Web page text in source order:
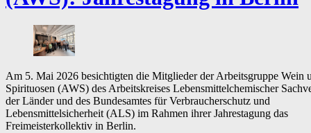
Am 5. Mai 2026 besichtigten die Mitglieder der Arbeitsgruppe Wein
Spirituosen (AWS) des Arbeitskreises Lebensmittelchemischer
der Länder und des Bundesamtes für Verbraucherschutz und
Lebensmittelsicherheit (ALS) im Rahmen ihrer Jahrestagung das
Freimeisterkollektiv in Berlin.